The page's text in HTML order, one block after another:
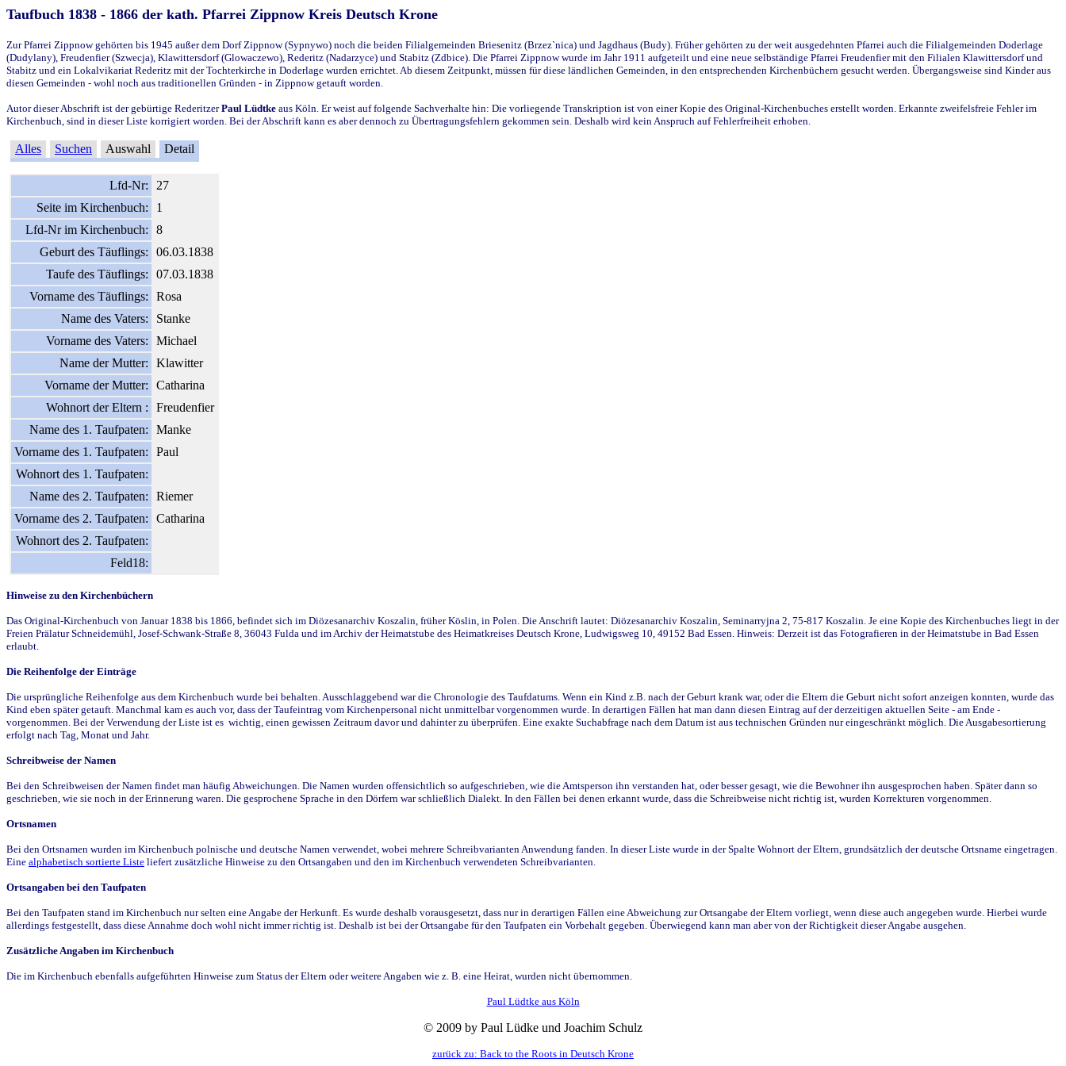
Taufbuch 1838 - 1866 der kath. Pfarrei Zippnow Kreis Deutsch Krone
Zur Pfarrei Zippnow gehörten bis 1945 außer dem Dorf Zippnow (Sypnywo) noch die beiden Filialgemeinden Briesenitz (Brzez`nica) und Jagdhaus (Budy). Früher gehörten zu der weit ausgedehnten Pfarrei auch die Filialgemeinden Doderlage
(Dudylany), Freudenfier (Szwecja), Klawittersdorf (Glowaczewo), Rederitz (Nadarzyce) und Stabitz (Zdbice). Die Pfarrei Zippnow wurde im Jahr 1911 aufgeteilt und eine neue selbständige Pfarrei Freudenfier mit den Filialen Klawittersdorf und
Stabitz und ein Lokalvikariat Rederitz mit der Tochterkirche in Doderlage wurden errichtet. Ab diesem Zeitpunkt, müssen für diese ländlichen Gemeinden, in den entsprechenden Kirchenbüchern gesucht werden. Übergangsweise sind Kinder aus
diesen Gemeinden - wohl noch aus traditionellen Gründen - in Zippnow getauft worden.
Autor dieser Abschrift ist der gebürtige RederitzerPaul Lüdtke aus Köln. Er weist auf folgende Sachverhalte hin: Die vorliegende Transkription ist von einer Kopie des Original-Kirchenbuches erstellt worden. Erkannte zweifelsfreie Fehler im
Kirchenbuch, sind in dieser Liste korrigiert worden. Bei der Abschrift kann es aber dennoch zu Übertragungsfehlern gekommen sein. Deshalb wird kein Anspruch auf Fehlerfreiheit erhoben.
Alles Suchen Auswahl Detail
Lfd-Nr:
27
Seite im Kirchenbuch:
1
Lfd-Nr im Kirchenbuch:
8
Geburt des Täuflings:
06.03.1838
Taufe des Täuflings:
07.03.1838
Vorname des Täuflings:
Rosa
Name des Vaters:
Stanke
Vorname des Vaters:
Michael
Name der Mutter:
Klawitter
Vorname der Mutter:
Catharina
Wohnort der Eltern :
Freudenfier
Name des 1. Taufpaten:
Manke
Vorname des 1. Taufpaten:
Paul
Wohnort des 1. Taufpaten:
Name des 2. Taufpaten:
Riemer
Vorname des 2. Taufpaten:
Catharina
Wohnort des 2. Taufpaten:
Feld18:
Hinweise zu den Kirchenbüchern
Das Original-Kirchenbuch von Januar 1838 bis 1866, befindet sich im Diözesanarchiv Koszalin, früher Köslin, in Polen. Die Anschrift lautet: Diözesanarchiv Koszalin, Seminarryjna 2, 75-817 Koszalin. Je eine Kopie des Kirchenbuches liegt in der
Freien Prälatur Schneidemühl, Josef-Schwank-Straße 8, 36043 Fulda und im Archiv der Heimatstube des Heimatkreises Deutsch Krone, Ludwigsweg 10, 49152 Bad Essen. Hinweis: Derzeit ist das Fotografieren in der Heimatstube in Bad Essen
erlaubt.
Die Reihenfolge der Einträge
Die ursprüngliche Reihenfolge aus dem Kirchenbuch wurde bei behalten. Ausschlaggebend war die Chronologie des Taufdatums. Wenn ein Kind z.B. nach der Geburt krank war, oder die Eltern die Geburt nicht sofort anzeigen konnten, wurde das
Kind eben später getauft. Manchmal kam es auch vor, dass der Taufeintrag vom Kirchenpersonal nicht unmittelbar vorgenommen wurde. In derartigen Fällen hat man dann diesen Eintrag auf der derzeitigen aktuellen Seite - am Ende -
vorgenommen. Bei der Verwendung der Liste ist es wichtig, einen gewissen Zeitraum davor und dahinter zu überprüfen. Eine exakte Suchabfrage nach dem Datum ist aus technischen Gründen nur eingeschränkt möglich. Die Ausgabesortierung
erfolgt nach Tag, Monat und Jahr.
Schreibweise der Namen
Bei den Schreibweisen der Namen findet man häufig Abweichungen. Die Namen wurden offensichtlich so aufgeschrieben, wie die Amtsperson ihn verstanden hat, oder besser gesagt, wie die Bewohner ihn ausgesprochen haben. Später dann so
geschrieben, wie sie noch in der Erinnerung waren. Die gesprochene Sprache in den Dörfern war schließlich Dialekt. In den Fällen bei denen erkannt wurde, dass die Schreibweise nicht richtig ist, wurden Korrekturen vorgenommen.
Ortsnamen
Bei den Ortsnamen wurden im Kirchenbuch polnische und deutsche Namen verwendet, wobei mehrere Schreibvarianten Anwendung fanden. In dieser Liste wurde in der Spalte Wohnort der Eltern, grundsätzlich der deutsche Ortsname eingetragen.
Eine alphabetisch sortierte Liste liefert zusätzliche Hinweise zu den Ortsangaben und den im Kirchenbuch verwendeten Schreibvarianten.
Ortsangaben bei den Taufpaten
Bei den Taufpaten stand im Kirchenbuch nur selten eine Angabe der Herkunft. Es wurde deshalb vorausgesetzt, dass nur in derartigen Fällen eine Abweichung zur Ortsangabe der Eltern vorliegt, wenn diese auch angegeben wurde. Hierbei wurde
allerdings festgestellt, dass diese Annahme doch wohl nicht immer richtig ist. Deshalb ist bei der Ortsangabe für den Taufpaten ein Vorbehalt gegeben. Überwiegend kann man aber von der Richtigkeit dieser Angabe ausgehen.
Zusätzliche Angaben im Kirchenbuch
Die im Kirchenbuch ebenfalls aufgeführten Hinweise zum Status der Eltern oder weitere Angaben wie z. B. eine Heirat, wurden nicht übernommen.
Paul Lüdtke aus Köln
© 2009 by Paul Lüdke und Joachim Schulz
zurück zu: Back to the Roots in Deutsch Krone